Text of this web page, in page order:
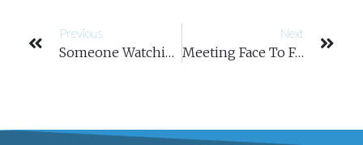
Previous
Someone Watching Your Back? We Will Do It For You.
Next
Meeting Face To Face Is The First Step To Success.